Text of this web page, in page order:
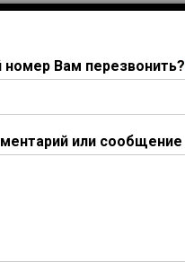
номер Вам перезвонить?
или сообщение